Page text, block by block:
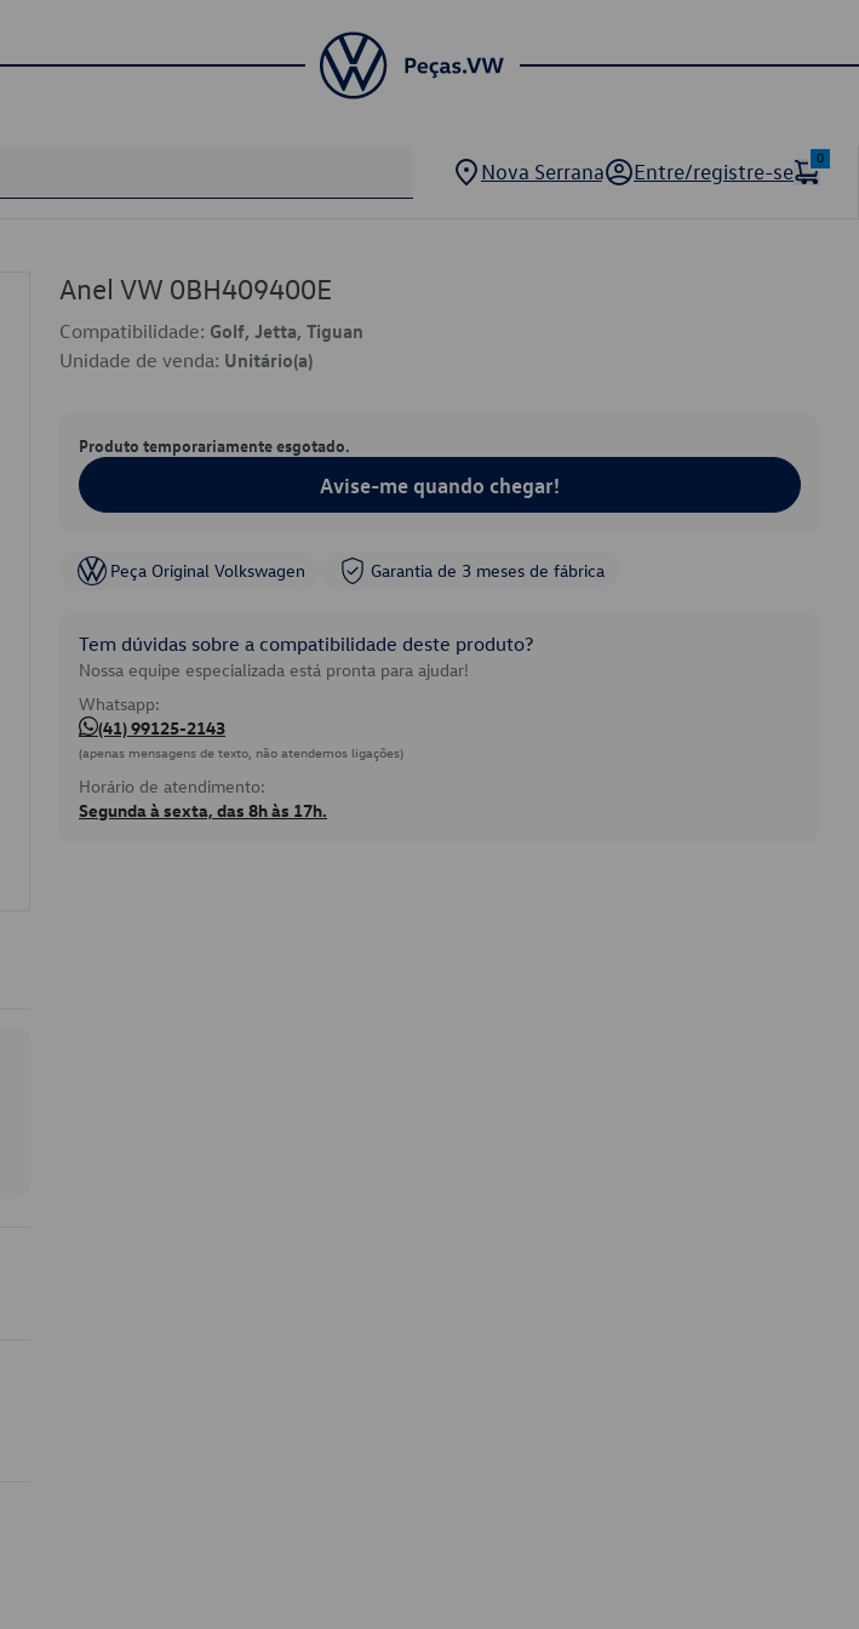
Nova Serrana Entre/registre-se
0
Anel VW 0BH409400E
Compatibilidade: Golf, Jetta, Tiguan
Unidade de venda: Unitário(a)
Produto temporariamente esgotado.
Avise-me quando chegar!
Peça Original Volkswagen Garantia de 3 meses de fábrica
Tem dúvidas sobre a compatibilidade deste produto?
Nossa equipe especializada está pronta para ajudar!
Whatsapp:
(41) 99125-2143
(apenas mensagens de texto, não atendemos ligações)
Horário de atendimento:
Segunda à sexta, das 8h às 17h.